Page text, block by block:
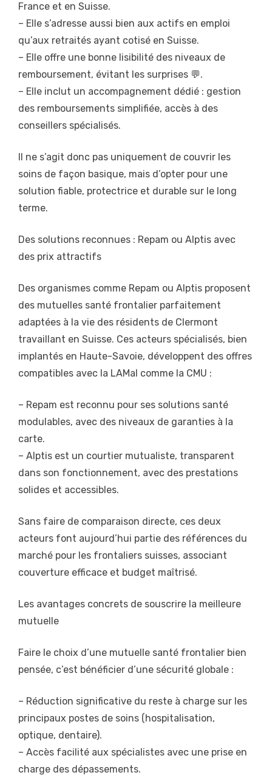
France et en Suisse.
– Elle s’adresse aussi bien aux actifs en emploi
qu’aux retraités ayant cotisé en Suisse.
– Elle offre une bonne lisibilité des niveaux de
remboursement, évitant les surprises 💬.
– Elle inclut un accompagnement dédié : gestion
des remboursements simplifiée, accès à des
conseillers spécialisés.
Il ne s’agit donc pas uniquement de couvrir les
soins de façon basique, mais d’opter pour une
solution fiable, protectrice et durable sur le long
terme.
Des solutions reconnues : Repam ou Alptis avec
des prix attractifs
Des organismes comme Repam ou Alptis proposent
des mutuelles santé frontalier parfaitement
adaptées à la vie des résidents de Clermont
travaillant en Suisse. Ces acteurs spécialisés, bien
implantés en Haute-Savoie, développent des offres
compatibles avec la LAMal comme la CMU :
– Repam est reconnu pour ses solutions santé
modulables, avec des niveaux de garanties à la
carte.
– Alptis est un courtier mutualiste, transparent
dans son fonctionnement, avec des prestations
solides et accessibles.
Sans faire de comparaison directe, ces deux
acteurs font aujourd’hui partie des références du
marché pour les frontaliers suisses, associant
couverture efficace et budget maîtrisé.
Les avantages concrets de souscrire la meilleure
mutuelle
Faire le choix d’une mutuelle santé frontalier bien
pensée, c’est bénéficier d’une sécurité globale :
– Réduction significative du reste à charge sur les
principaux postes de soins (hospitalisation,
optique, dentaire).
– Accès facilité aux spécialistes avec une prise en
charge des dépassements.